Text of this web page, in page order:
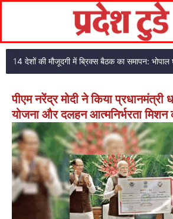
पीएम नरेंद्र मोदी ने किया प्रधानमंत्री
योजना और दलहन आत्मनिर्भरता मिशन